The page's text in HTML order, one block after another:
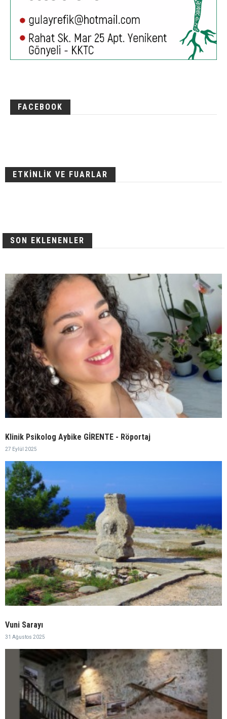
FACEBOOK
ETKİNLİK VE FUARLAR
SON EKLENENLER
Klinik Psikolog Aybike GİRENTE - Röportaj
27 Eylül 2025
Vuni Sarayı
31 Ağustos 2025